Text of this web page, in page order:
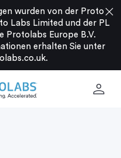
wurden von der Proto
Labs Limited und der PL
Protolabs Europe B.V.
erhalten Sie unter
.
close
person